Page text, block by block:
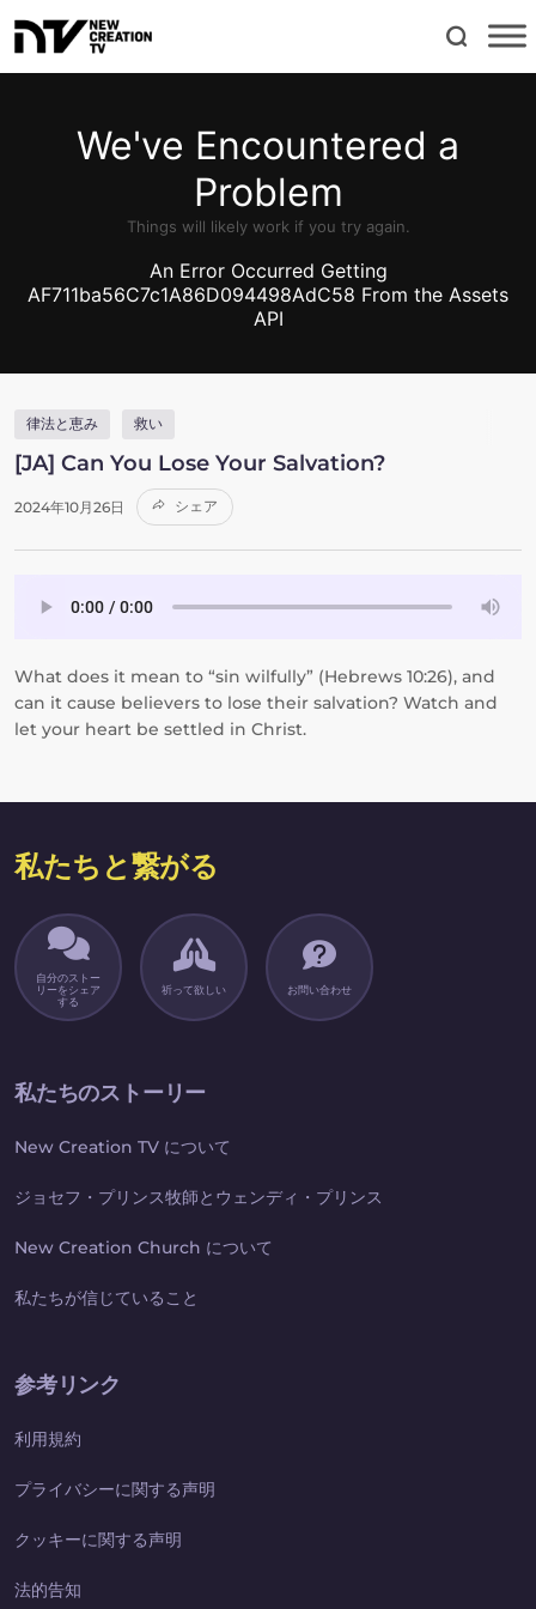
律法と恵み 救い
[JA] Can You Lose Your Salvation?
2024年10月26日 シェア
What does it mean to “sin wilfully” (Hebrews 10:26), and
can it cause believers to lose their salvation? Watch and
let your heart be settled in Christ.
私たちと繋がる
自分のストー
リーをシェア
する
祈って欲しい お問い合わせ
私たちのストーリー
New Creation TV について
ジョセフ・プリンス牧師とウェンディ・プリンス
New Creation Church について
私たちが信じていること
参考リンク
利用規約
プライバシーに関する声明
クッキーに関する声明
法的告知